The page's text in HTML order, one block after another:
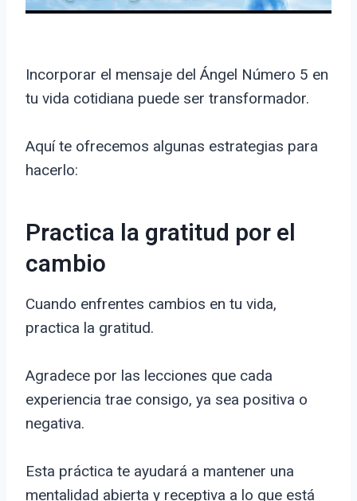
Incorporar el mensaje del Ángel Número 5 en
tu vida cotidiana puede ser transformador.
Aquí te ofrecemos algunas estrategias para
hacerlo:
Practica la gratitud por el
cambio
Cuando enfrentes cambios en tu vida,
practica la gratitud.
Agradece por las lecciones que cada
experiencia trae consigo, ya sea positiva o
negativa.
Esta práctica te ayudará a mantener una
mentalidad abierta y receptiva a lo que está